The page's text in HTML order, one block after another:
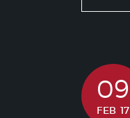
09
FEB 17